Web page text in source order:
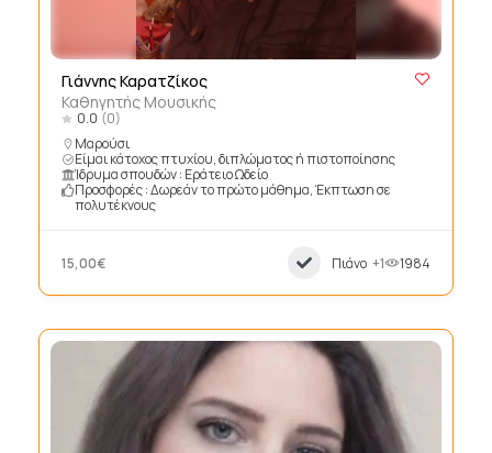
Γιάννης Καρατζίκος
Καθηγητής Μουσικής
0.0 (0)
Μαρούσι
Είμαι κάτοχος πτυχίου, διπλώματος ή πιστοποίησης
Ίδρυμα σπουδών : Εράτειο Ωδείο
Προσφορές : Δωρεάν το πρώτο μάθημα, Έκπτωση σε
πολυτέκνους
15,00€ Πιάνο +1 1984